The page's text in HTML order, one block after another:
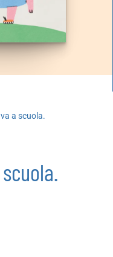
a scuola.